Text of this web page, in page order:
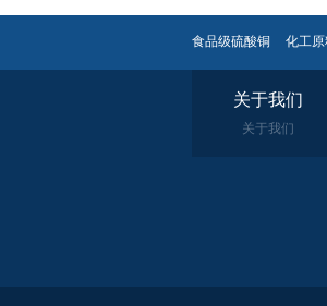
食品级硫酸铜 化工
关于我们
关于我们